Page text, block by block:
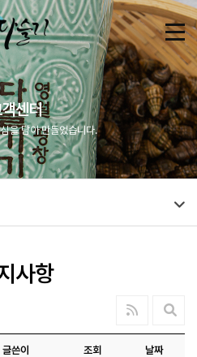
센터
을 담아 만들었습니다.
사항
글쓴이 조회 날짜